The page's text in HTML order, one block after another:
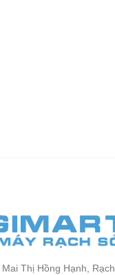
Thị Hồng Hạnh, Rạch